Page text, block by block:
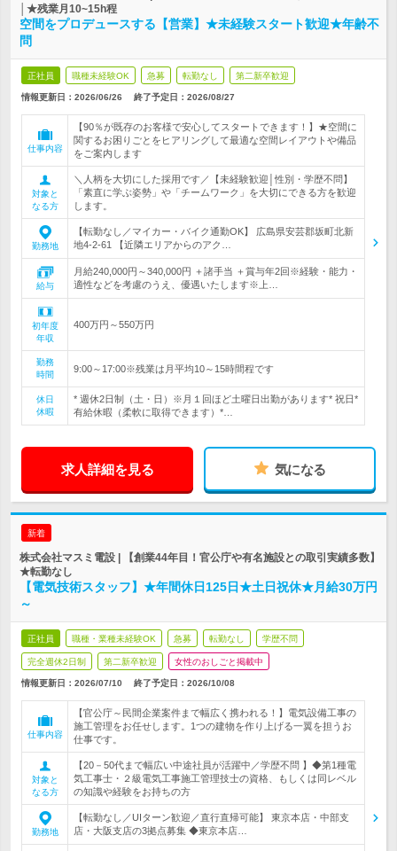
│★残業月10~15h程
空間をプロデュースする【営業】★未経験スタート歓迎★年齢不
問
正社員 職種未経験OK 急募 転勤なし 第二新卒歓迎
情報更新日：2026/06/26 終了予定日： 2026/08/27
仕事内容
【90％が既存のお客様で安心してスタートできます！】★空間に
関するお困りごとをヒアリングして最適な空間レイアウトや備品
をご案内します
対象と
なる方
＼人柄を大切にした採用です／【未経験歓迎│性別・学歴不問】
「素直に学ぶ姿勢」や「チームワーク」を大切にできる方を歓迎
します。
勤務地
【転勤なし／マイカー・バイク通勤OK】 広島県安芸郡坂町北新
地4-2-61 【近隣エリアからのアク…
給与
月給240,000円～340,000円 ＋諸手当 ＋賞与年2回※経験・能力・
適性などを考慮のうえ、優遇いたします※上…
初年度
年収
400万円～550万円
勤務
時間
9:00～17:00※残業は月平均10～15時間程です
休日
休暇
* 週休2日制（土・日）※月１回ほど土曜日出勤があります* 祝日*
有給休暇（柔軟に取得できます）*…
求人詳細を見る 気になる
新着
株式会社マスミ電設 | 【創業44年目！官公庁や有名施設との取引実績多数】
★転勤なし
【電気技術スタッフ】★年間休日125日★土日祝休★月給30万円
～
正社員 職種・業種未経験OK 急募 転勤なし 学歴不問
完全週休2日制 第二新卒歓迎 女性のおしごと掲載中
情報更新日：2026/07/10 終了予定日： 2026/10/08
仕事内容
【官公庁～民間企業案件まで幅広く携われる！】電気設備工事の
施工管理をお任せします。1つの建物を作り上げる一翼を担うお
仕事です。
対象と
なる方
【20－50代まで幅広い中途社員が活躍中／学歴不問 】◆第1種電
気工事士・２級電気工事施工管理技士の資格、もしくは同レベル
の知識や経験をお持ちの方
勤務地
【転勤なし／UIターン歓迎／直行直帰可能】 東京本店・中部支
店・大阪支店の3拠点募集 ◆東京本店…